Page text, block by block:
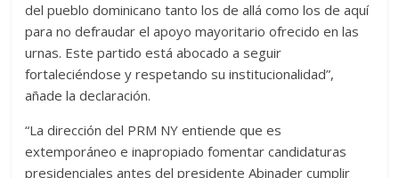
del pueblo dominicano tanto los de allá como los de aquí
para no defraudar el apoyo mayoritario ofrecido en las
urnas. Este partido está abocado a seguir
fortaleciéndose y respetando su institucionalidad”,
añade la declaración.
“La dirección del PRM NY entiende que es
extemporáneo e inapropiado fomentar candidaturas
presidenciales antes del presidente Abinader cumplir